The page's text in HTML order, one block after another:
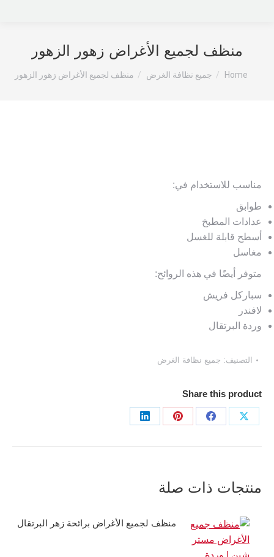
منظف ​​لجميع الأغراض زهور الزهور
You are here:
Home جميع نظافة الغرض منظف ​​لجميع الأغراض زهور الزهور
مناسب للاستخدام في:
طوابق
عدادات المطبخ
أسطح قابلة للغسل
مغاسل
متوفر أيضًا في هذه الروائح:
سباركل فريش
لافندر
وردة البرتقال
التصنيف: جميع نظافة الغرض
Share this product
Share
منتجات ذات صلة
منظف لجميع الأغراض برائحة زهر البرتقال